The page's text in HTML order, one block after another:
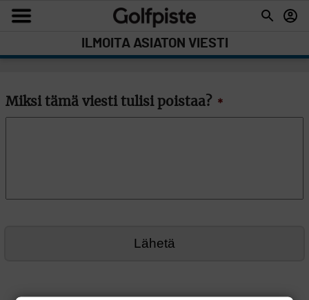
ILMOITA ASIATON VIESTI
Miksi tämä viesti tulisi poistaa? *